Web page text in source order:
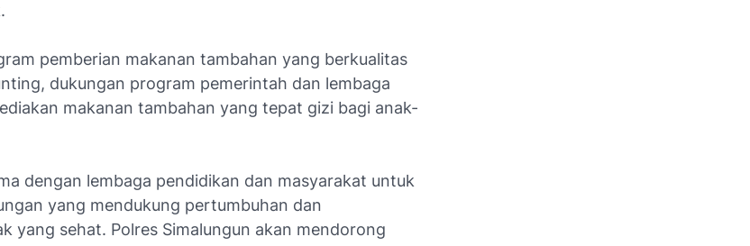
pemberian makanan tambahan yang berkualitas
dukungan program pemerintah dan lembaga
makanan tambahan yang tepat gizi bagi anak-
dengan lembaga pendidikan dan masyarakat untuk
yang mendukung pertumbuhan dan
yang sehat. Polres Simalungun akan mendorong